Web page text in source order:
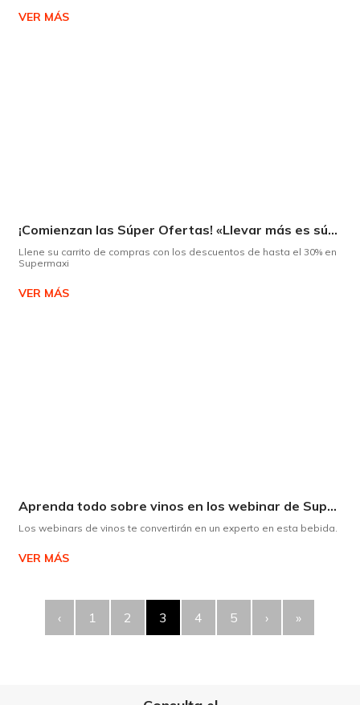
VER MÁS
¡Comienzan las Súper Ofertas! «Llevar más es súper»
Llene su carrito de compras con los descuentos de hasta el 30% en
Supermaxi
VER MÁS
Aprenda todo sobre vinos en los webinar de Supermaxi
Los webinars de vinos te convertirán en un experto en esta bebida.
VER MÁS
‹ 1 2 3 4 5 › »